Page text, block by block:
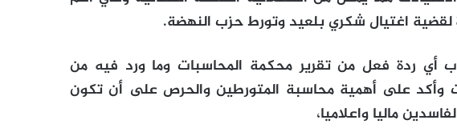
لقضية اغتيال شكري بلعيد وتورط حزب النهضة.
أي ردة فعل من تقرير محكمة المحاسبات وما ورد فيه من
وأكد على أهمية محاسبة المتورطين والحرص على أن تكون
ماليا واعلاميا،